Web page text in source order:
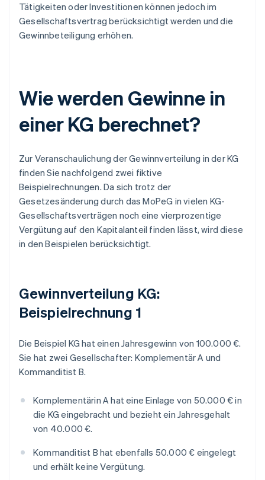
Tätigkeiten oder Investitionen können jedoch im
Gesellschaftsvertrag berücksichtigt werden und die
Gewinnbeteiligung erhöhen.
Wie werden Gewinne in
einer KG berechnet?
Zur Veranschaulichung der Gewinnverteilung in der KG
finden Sie nachfolgend zwei fiktive
Beispielrechnungen. Da sich trotz der
Gesetzesänderung durch das MoPeG in vielen KG-
Gesellschaftsverträgen noch eine vierprozentige
Vergütung auf den Kapitalanteil finden lässt, wird diese
in den Beispielen berücksichtigt.
Gewinnverteilung KG:
Beispielrechnung 1
Die Beispiel KG hat einen Jahresgewinn von 100.000 €.
Sie hat zwei Gesellschafter: Komplementär A und
Kommanditist B.
Komplementärin A hat eine Einlage von 50.000 € in
die KG eingebracht und bezieht ein Jahresgehalt
von 40.000 €.
Kommanditist B hat ebenfalls 50.000 € eingelegt
und erhält keine Vergütung.